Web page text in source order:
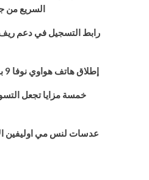
السريع من
إطلاق هاتف هواوي نوفا 9 بمميزات رائعة
خمسة مزايا تجعل
عدسات لنس مي اوليفين